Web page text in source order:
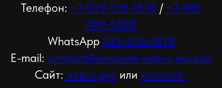
Телефон: +7 929 576 1878 / +7 495
409 6880
WhatsApp 929-576-1878
E-mail: contact@конский-навоз.москва
Сайт: навоз.рус или конский-